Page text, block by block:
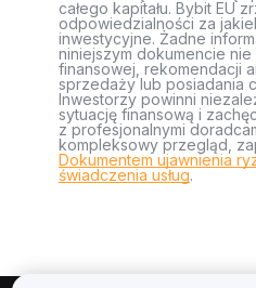
całego kapitału. Bybit EU
odpowiedzialności za
inwestycyjne. Żadne
niniejszym dokumencie
finansowej, rekomendacji
sprzedaży lub posiadania
Inwestorzy powinni
sytuację finansową i
z profesjonalnymi
kompleksowy przegląd,
Dokumentem ujawnienia
świadczenia usług.